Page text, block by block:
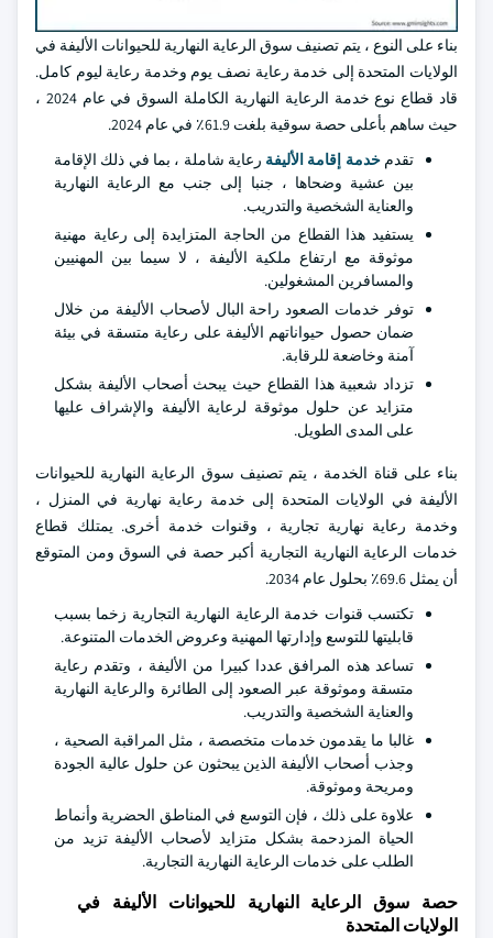
بناء على النوع ، يتم تصنيف سوق الرعاية النهارية للحيوانات الأليفة في
الولايات المتحدة إلى خدمة رعاية نصف يوم وخدمة رعاية ليوم كامل.
قاد قطاع نوع خدمة الرعاية النهارية الكاملة السوق في عام 2024 ،
حيث ساهم بأعلى حصة سوقية بلغت 61.9٪ في عام 2024.
تقدمخدمة إقامة الأليفة رعاية شاملة ، بما في ذلك الإقامة
بين عشية وضحاها ، جنبا إلى جنب مع الرعاية النهارية
والعناية الشخصية والتدريب.
يستفيد هذا القطاع من الحاجة المتزايدة إلى رعاية مهنية
موثوقة مع ارتفاع ملكية الأليفة ، لا سيما بين المهنيين
والمسافرين المشغولين.
توفر خدمات الصعود راحة البال لأصحاب الأليفة من خلال
ضمان حصول حيواناتهم الأليفة على رعاية متسقة في بيئة
آمنة وخاضعة للرقابة.
تزداد شعبية هذا القطاع حيث يبحث أصحاب الأليفة بشكل
متزايد عن حلول موثوقة لرعاية الأليفة والإشراف عليها
على المدى الطويل.
بناء على قناة الخدمة ، يتم تصنيف سوق الرعاية النهارية للحيوانات
الأليفة في الولايات المتحدة إلى خدمة رعاية نهارية في المنزل ،
وخدمة رعاية نهارية تجارية ، وقنوات خدمة أخرى. يمتلك قطاع
خدمات الرعاية النهارية التجارية أكبر حصة في السوق ومن المتوقع
أن يمثل 69.6٪ بحلول عام 2034.
تكتسب قنوات خدمة الرعاية النهارية التجارية زخما بسبب
قابليتها للتوسع وإدارتها المهنية وعروض الخدمات المتنوعة.
تساعد هذه المرافق عددا كبيرا من الأليفة ، وتقدم رعاية
متسقة وموثوقة عبر الصعود إلى الطائرة والرعاية النهارية
والعناية الشخصية والتدريب.
غالبا ما يقدمون خدمات متخصصة ، مثل المراقبة الصحية ،
وجذب أصحاب الأليفة الذين يبحثون عن حلول عالية الجودة
ومريحة وموثوقة.
علاوة على ذلك ، فإن التوسع في المناطق الحضرية وأنماط
الحياة المزدحمة بشكل متزايد لأصحاب الأليفة تزيد من
الطلب على خدمات الرعاية النهارية التجارية.
حصة سوق الرعاية النهارية للحيوانات الأليفة في
الولايات المتحدة